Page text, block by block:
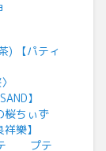
) 【パティ
】
桜ちぃず
祥樂】
プテ